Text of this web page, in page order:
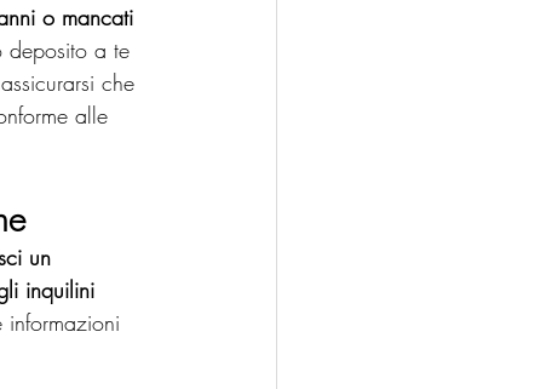
o mancati
deposito a te
che
alle
un
inquilini